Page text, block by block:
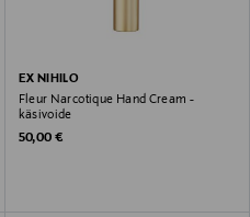
EX NIHILO
Fleur Narcotique Hand Cream -
käsivoide
Original Price
50,00 €